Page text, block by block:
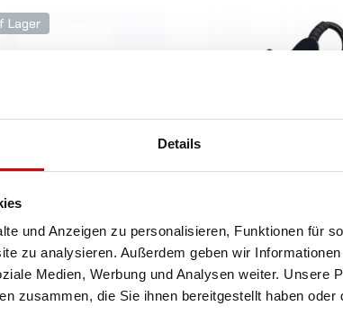
Details
und Anzeigen zu personalisieren, Funktionen für
zu analysieren. Außerdem geben wir
Medien, Werbung und Analysen weiter. Unsere
zusammen, die Sie ihnen bereitgestellt haben
Lager
12-24V, 20-
für Superwinch
(mit verdrilltem